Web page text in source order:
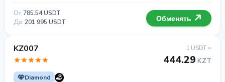
От 785.54 USDT
До 201 995 USDT Обменять
KZ007
Diamond
1 USDT =
444.29 KZT